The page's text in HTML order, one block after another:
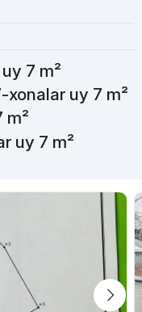
7 m²
uy 7 m²
m²
uy 7 m²